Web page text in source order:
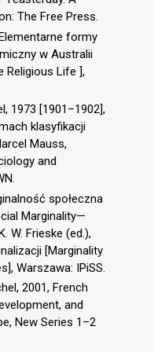
The Free Press.
formy
w Australii
Religious Life ],
1973 [1901–1902],
klasyfikacji
Mauss,
and
społeczna
Marginality—
W. Frieske (ed.),
[Marginality
Warszawa: IPiSS.
2001, French
and
New Series 1–2